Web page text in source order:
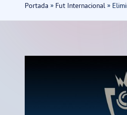
Portada » Fut Internacional»